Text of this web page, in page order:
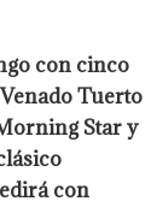
con cinco
Tuerto
Star y
con